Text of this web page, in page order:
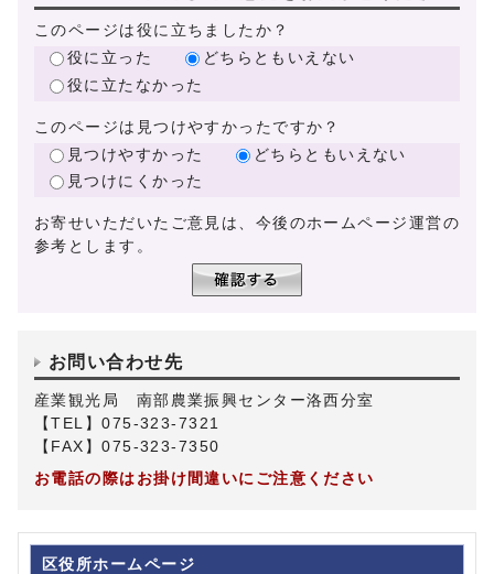
このページは役に立ちましたか？
役に立った
どちらともいえない
役に立たなかった
このページは見つけやすかったですか？
見つけやすかった
どちらともいえない
見つけにくかった
お寄せいただいたご意見は、今後のホームページ運営の
参考とします。
お問い合わせ先
産業観光局 南部農業振興センター洛西分室
【TEL】075-323-7321
【FAX】075-323-7350
お電話の際はお掛け間違いにご注意ください
区役所ホームページ